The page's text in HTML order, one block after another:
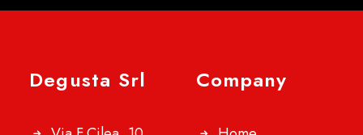
Degusta Srl Company